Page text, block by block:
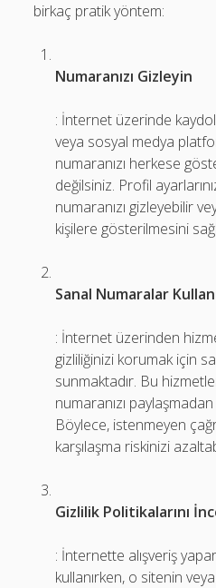
birkaç pratik yöntem:
Numaranızı Gizleyin
: İnternet üzerinde
veya sosyal medya
numaranızı herkese
değilsiniz. Profil
numaranızı gizleyebilir
kişilere gösterilmesini
Sanal Numaralar
: İnternet üzerinden
gizliliğinizi korumak için
sunmaktadır. Bu
numaranızı
Böylece, istenmeyen
karşılaşma riskinizi
Gizlilik Politikalarını
: İnternette alışveriş
kullanırken, o sitenin